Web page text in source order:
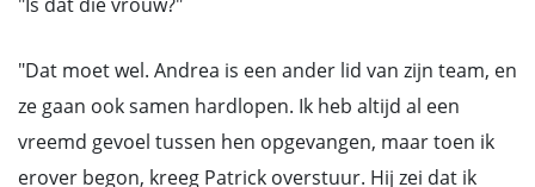
"Dat moet wel. Andrea is een ander lid van zijn team, en
ze gaan ook samen hardlopen. Ik heb altijd al een
vreemd gevoel tussen hen opgevangen, maar toen ik
erover begon, kreeg Patrick overstuur. Hij zei dat ik